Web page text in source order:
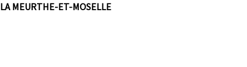
LA MEURTHE-ET-MOSELLE